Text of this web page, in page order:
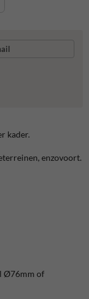
kader.
enzovoort.
Ø76mm of